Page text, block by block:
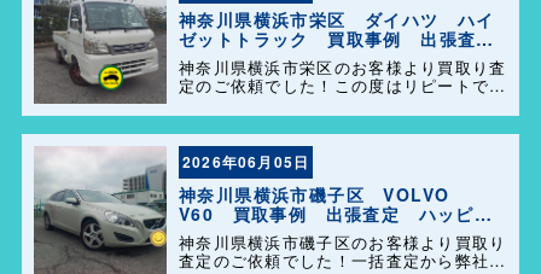
神奈川県横浜市栄区 ダイハツ ハイ
ゼットトラック 買取事例 出張査
定 ハッピーカーズ港南店！
神奈川県横浜市栄区のお客様より買取り査
定のご依頼でした！この度はリピートでの
のお車を迅速かつ丁寧に対応させていただ
きました。 今後ともよろしくお願いしま
す＼(^o^)／
2026年06月05日
神奈川県横浜市磯子区 VOLVO
V60 買取事例 出張査定 ハッピー
カーズ港南店！
神奈川県横浜市磯子区のお客様より買取り
査定のご依頼でした！一括査定から弊社を